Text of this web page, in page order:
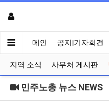
메인 공지|기자회견
지역 소식 사무처 게시판
민주노총 뉴스 NEWS